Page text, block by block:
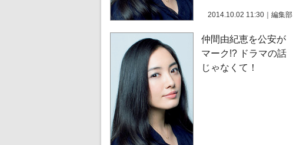
2014.10.02 11:30 編集部
仲間由紀恵を公安が
マーク!? ドラマの話
じゃなくて！